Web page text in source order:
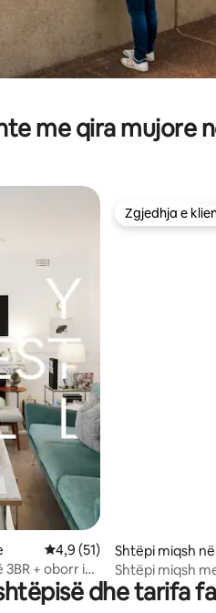
me qira mujore
Vlerësimi mesatar 4,9 nga
4,9 (51)
+ oborr i
Zgjedhja e
Zgjedhja e
Shtëpi miqsh
Shtëpi miqsh
dhe tarifa